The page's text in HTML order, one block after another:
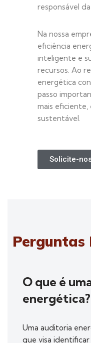
responsável
Na nossa
eficiência
inteligente e
recursos. Ao
energética
passo
mais eficiente,
sustentável.
Solicite-
Perguntas
O que é
energética?
Uma auditoria
que visa identificar